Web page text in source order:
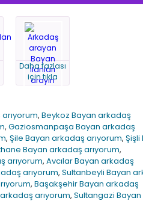
Daha fazlası
için tıkla
, Beykoz Bayan arkadaş
, Gaziosmanpaşa Bayan arkadaş
, Şile Bayan arkadaş arıyorum, Şişli
Bayan arkadaş arıyorum,
arıyorum, Avcılar Bayan arkadaş
arıyorum, Sultanbeyli Bayan
, Başakşehir Bayan arkadaş
arıyorum, Sultangazi Bayan